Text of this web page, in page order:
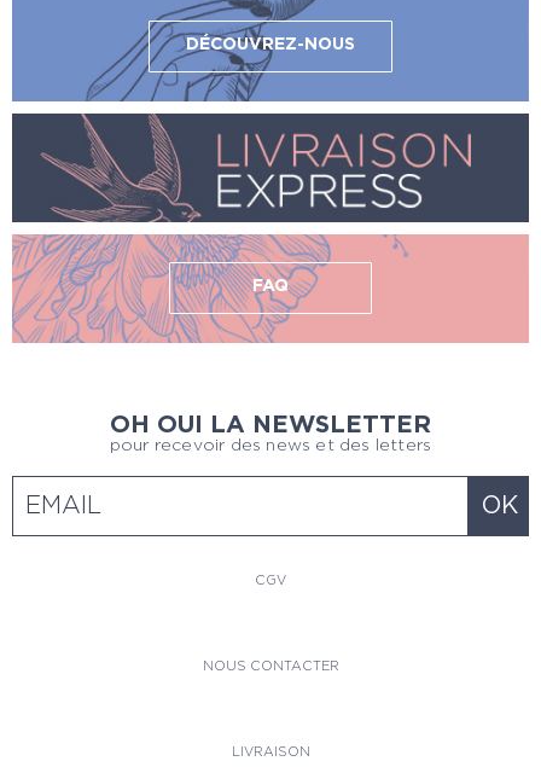
DÉCOUVREZ-NOUS
FAQ
OH OUI LA NEWSLETTER
pour recevoir des news et des letters
CGV
NOUS CONTACTER
LIVRAISON